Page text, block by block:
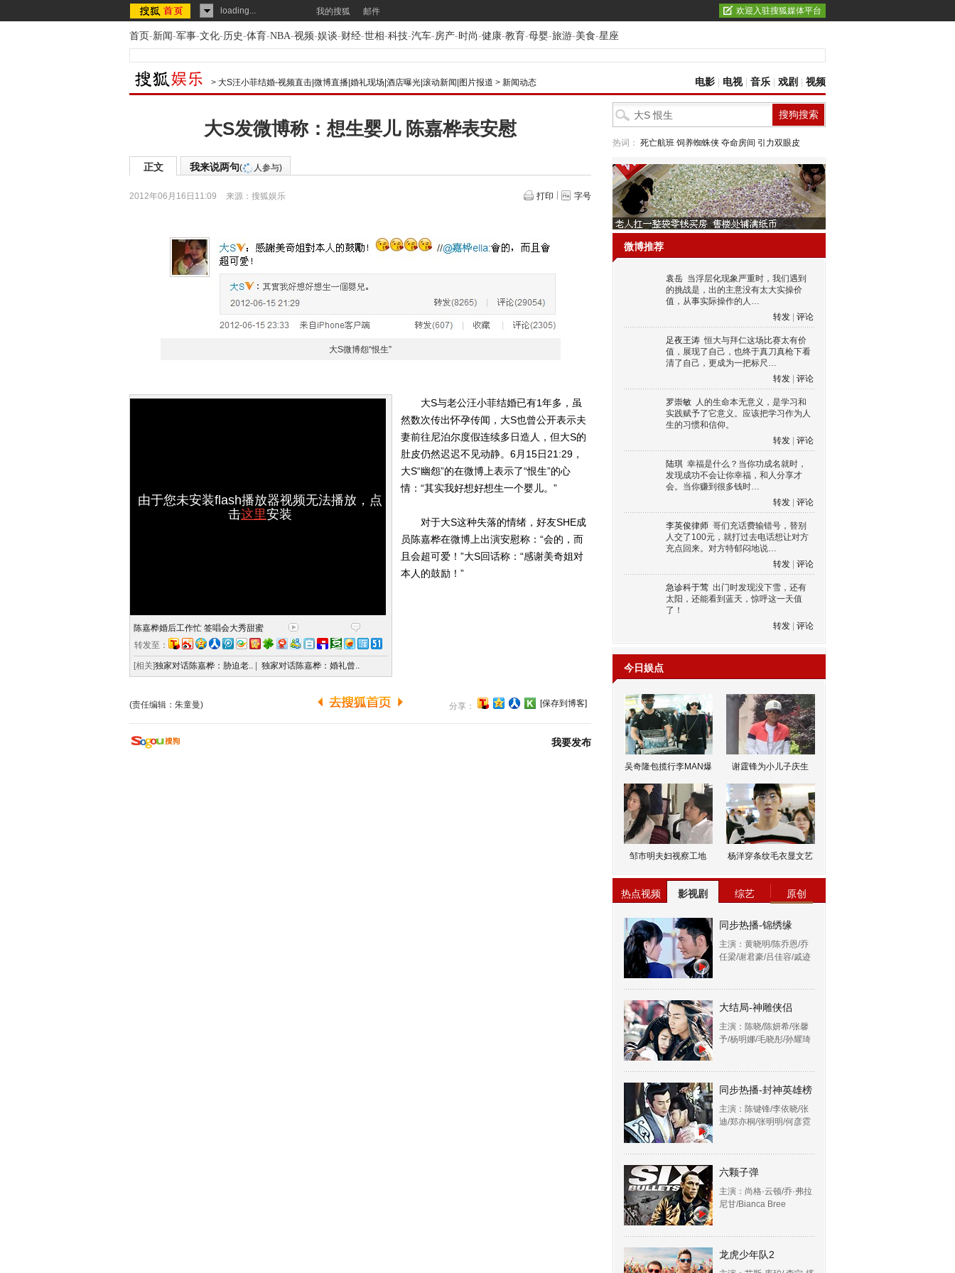
loading... 我的搜狐 邮件 欢迎入驻搜狐媒体平台
首页-新闻-军事-文化-历史-体育-NBA-视频-娱谈-财经-世相-科技-汽车-房产-时尚-健康-教育-母婴-旅游-美食-星座
> 大S汪小菲结婚-视频直击|微博直播|婚礼现场|酒店曝光|滚动新闻|图片报道 > 新闻动态 电影 电视| 音乐 戏剧 视频
大S发微博称：想生婴儿 陈嘉桦表安慰
正文 我来说两句( 人参与)
2012年06月16日11:09 来源： 搜狐娱乐 打印 字号
大S微博怨“恨生”
由于您未安装flash播放器视频无法播放，点
击这里安装
陈嘉桦婚后工作忙 签唱会大秀甜蜜
转发至：
[相关]独家对话陈嘉桦：胁迫老.. 独家对话陈嘉桦：婚礼曾..
大S与老公汪小菲结婚已有1年多，虽
然数次传出怀孕传闻，大S也曾公开表示夫
妻前往尼泊尔度假连续多日造人，但大S的
肚皮仍然迟迟不见动静。6月15日21:29，
大S“幽怨”的在微博上表示了“恨生”的心
情：“其实我好想好想生一个婴儿。”
对于大S这种失落的情绪，好友SHE成
员陈嘉桦在微博上出演安慰称：“会的，而
且会超可爱！”大S回话称：“感谢美奇姐对
本人的鼓励！”
(责任编辑：朱童曼) 分享： [保存到博客]
我要发布
热词： 死亡航班 饲养蜘蛛侠 夺命房间 引力双眼皮
微博推荐
袁岳 当浮层化现象严重时，我们遇到
的挑战是，出的主意没有太大实操价
值，从事实际操作的人…
转发
评论
足夜王涛 恒大与拜仁这场比赛太有价
值，展现了自己，也终于真刀真枪下看
清了自己，更成为一把标尺…
转发
评论
罗崇敏 人的生命本无意义，是学习和
实践赋予了它意义。应该把学习作为人
生的习惯和信仰。
转发
评论
陆琪 幸福是什么？当你功成名就时，
发现成功不会让你幸福，和人分享才
会。当你赚到很多钱时…
转发
评论
李英俊律师 哥们充话费输错号，替别
人交了100元，就打过去电话想让对方
充点回来。对方特郁闷地说…
转发
评论
急诊科于莺 出门时发现没下雪，还有
太阳，还能看到蓝天，惊呼这一天值
了！
转发
评论
今日娱点
吴奇隆包揽行李MAN爆 谢霆锋为小儿子庆生
邹市明夫妇视察工地 杨洋穿条纹毛衣显文艺
热点视频 影视剧 综艺 原创
同步热播-锦绣缘
主演：黄晓明/陈乔恩/乔
任梁/谢君豪/吕佳容/戚迹
大结局-神雕侠侣
主演：陈晓/陈妍希/张馨
予/杨明娜/毛晓彤/孙耀琦
同步热播-封神英雄榜
主演：陈键锋/李依晓/张
迪/郑亦桐/张明明/何彦霓
六颗子弹
主演：尚格·云顿/乔·弗拉
尼甘/Bianca Bree
龙虎少年队2